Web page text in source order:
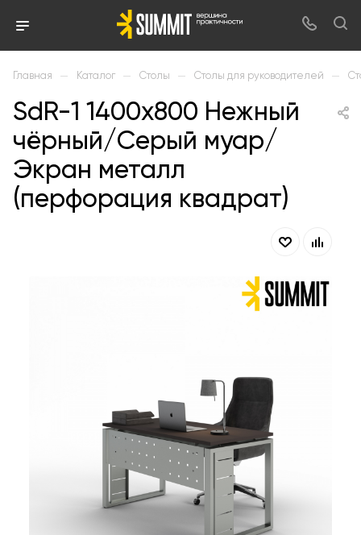
Главная — Каталог — Столы — Столы для руководителей —
SdR-1 1400х800 Нежный
чёрный/Серый муар/
Экран металл
(перфорация квадрат)